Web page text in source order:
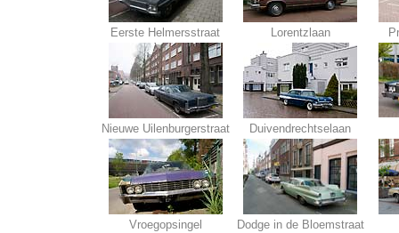
Eerste Helmersstraat Lorentzlaan
Nieuwe Uilenburgerstraat Duivendrechtselaan
Vroegopsingel Dodge in de Bloemstraat